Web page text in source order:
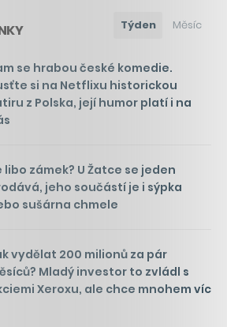
Týden Měsíc
se hrabou české komedie.
si na Netflixu historickou
z Polska, její humor platí i na
libo zámek? U Žatce se jeden
jeho součástí je i sýpka
sušárna chmele
vydělat 200 milionů za pár
Mladý investor to zvládl s
Xeroxu, ale chce mnohem víc